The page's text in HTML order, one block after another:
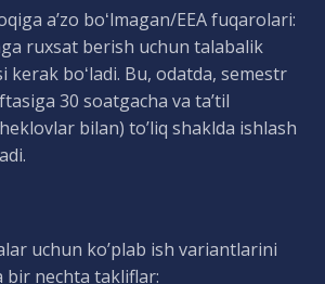
aʼzo boʻlmagan/EEA fuqarolari:
ruxsat berish uchun talabalik
kerak boʻladi. Bu, odatda, semestr
30 soatgacha va ta’til
bilan) to’liq shaklda ishlash
uchun ko’plab ish variantlarini
bir nechta takliflar: